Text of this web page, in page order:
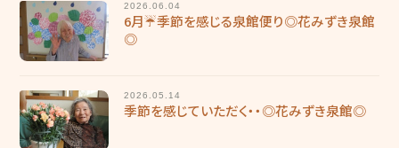
2026.06.04
6月☔季節を感じる泉館便り◎花みずき泉館
◎
2026.05.14
季節を感じていただく・・◎花みずき泉館◎